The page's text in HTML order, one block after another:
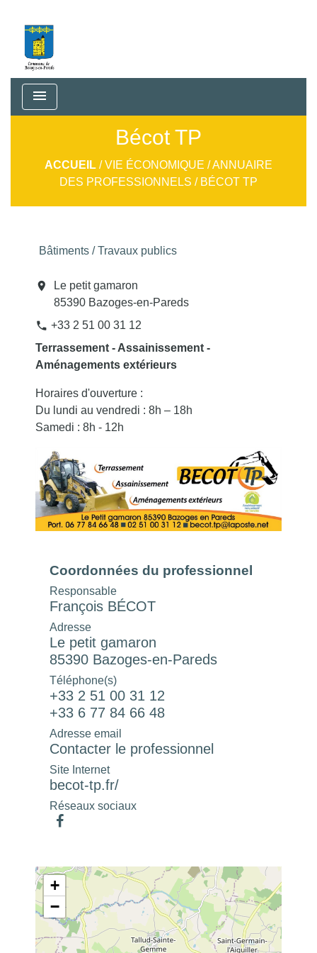
menu
Bécot TP
ACCUEIL /VIE ÉCONOMIQUE /ANNUAIRE
DES PROFESSIONNELS / BÉCOT TP
Bâtiments / Travaux publics
location_on
Le petit gamaron
85390 Bazoges-en-Pareds
phone +33 2 51 00 31 12
Terrassement - Assainissement -
Aménagements extérieurs
Horaires d'ouverture :
Du lundi au vendredi : 8h – 18h
Samedi : 8h - 12h
Coordonnées du professionnel
Responsable
François BÉCOT
Adresse
Le petit gamaron
85390 Bazoges-en-Pareds
Téléphone(s)
+33 2 51 00 31 12
+33 6 77 84 66 48
Adresse email
Contacter le professionnel
Site Internet
becot-tp.fr/
Réseaux sociaux
+
−